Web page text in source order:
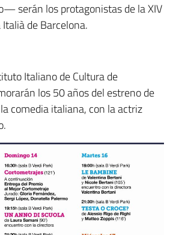
serán los protagonistas de la XIV
de Barcelona.
Italiano de Cultura de
los 50 años del estreno de
comedia italiana, con la actriz